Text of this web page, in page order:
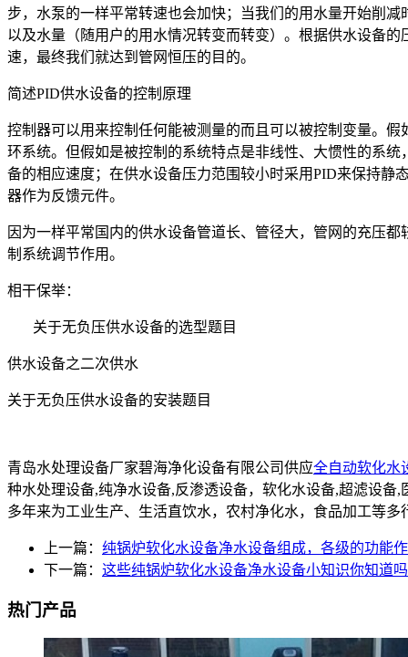
步，水泵的一样平常转速也会加快；当我们的用水量开始削
以及水量（随用户的用水情况转变而转变）。根据供水设备
速，最终我们就达到管网恒压的目的。
简述PID供水设备的控制原理
控制器可以用来控制任何能被测量的而且可以被控制变量。
环系统。但假如是被控制的系统特点是非线性、大惯性的系
备的相应速度；在供水设备压力范围较小时采用PID来保持静
器作为反馈元件。
因为一样平常国内的供水设备管道长、管径大，管网的充压
制系统调节作用。
相干保举：
关于无负压供水设备的选型题目
供水设备之二次供水
关于无负压供水设备的安装题目
青岛水处理设备厂家碧海净化设备有限公司供应全自动软化水
种水处理设备,纯净水设备,反渗透设备，软化水设备,超滤设
多年来为工业生产、生活直饮水，农村净化水，食品加工等
上一篇： 纯锅炉软化水设备净水设备组成，各级的功能
下一篇： 这些纯锅炉软化水设备净水设备小知识你知道
热门产品